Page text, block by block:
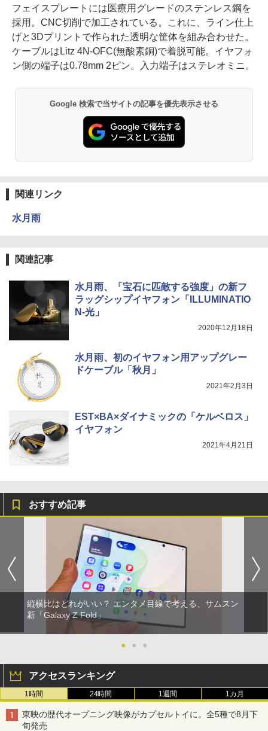
フェイスプレートには医療用グレードのステンレス鋼を
採用。CNC切削で加工されている。これに、ライン仕上
げと3Dプリントで作られた透明な筐体を組み合わせた。
ケーブルはLitz 4N-OFC(無酸素銅)で着脱可能。イヤフォ
ン側の端子は0.78mm 2ピン。入力端子はステレオミニ。
Google 検索で当サイトの記事を優先表示させる
関連リンク
水月雨
関連記事
水月雨、「宝石に匹敵する強度」の新フ
ラッグシップイヤフォン「ILLUMINATIO
N-光」
2020年12月18日
水月雨、初のイヤフォン用アップグレー
ドケーブル「秋月」
2021年2月3日
EST×BA×ダイナミックの「ケルベロス」
イヤフォン
2021年4月21日
おすすめ記事
縦横比はどれがいい？ エンタメ目線で考える、サムスン
新「Galaxy Z Fold」
● ● ●
アクセスランキング
1時間 24時間 1週間 1カ月
東映の歴代オープニング映像がカプセルトイに。全5種で8月下
旬発売